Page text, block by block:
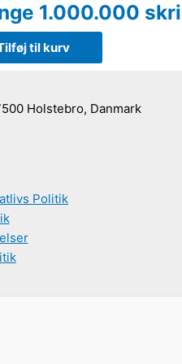
1.000.000
til kurv
Holstebro, Danmark
Politik